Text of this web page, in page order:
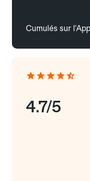
Cumulés sur
4.7/5